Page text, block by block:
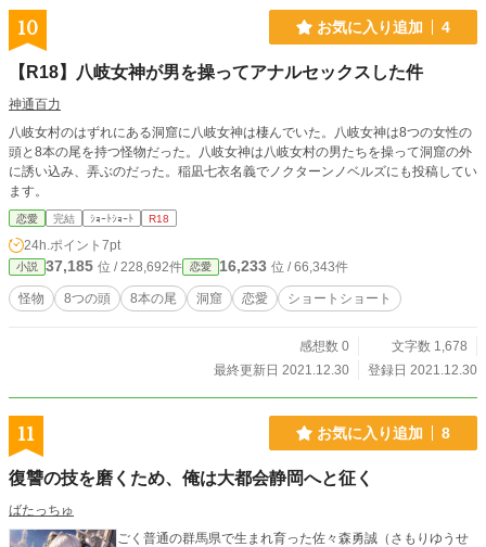
10 お気に入り追加 4
【R18】八岐女神が男を操ってアナルセックスした件
神通百力
八岐女村のはずれにある洞窟に八岐女神は棲んでいた。八岐女神は8つの女性の
頭と8本の尾を持つ怪物だった。八岐女神は八岐女村の男たちを操って洞窟の外
に誘い込み、弄ぶのだった。稲凪七衣名義でノクターンノベルズにも投稿してい
ます。
恋愛 完結 ｼｮｰﾄｼｮｰﾄ R18
24h.ポイント 7pt
小説 37,185 位 / 228,692件 恋愛 16,233 位 / 66,343件
怪物 8つの頭 8本の尾 洞窟 恋愛 ショートショート
感想数 0
文字数 1,678
最終更新日 2021.12.30
登録日 2021.12.30
11 お気に入り追加 8
復讐の技を磨くため、俺は大都会静岡へと征く
ばたっちゅ
ごく普通の群馬県で生まれ育った佐々森勇誠（さもりゆうせ